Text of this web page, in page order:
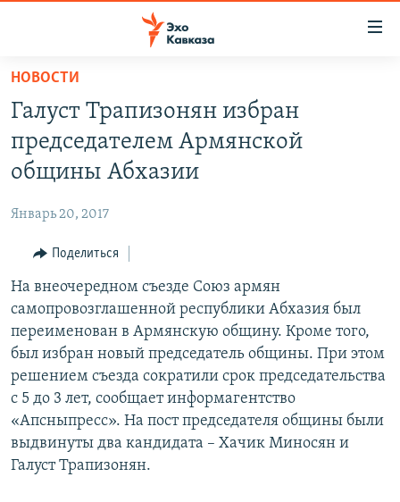
Вернуться
основному
содержанию
Вернутся
главной
навигации
Вернутся
поиску
ТБИЛИСИ
СУХУМИ
ВЕСЬ КАВКАЗ
СЕВЕРНЫЙ КАВКАЗ
АРМЕНИЯ
АЗЕРБАЙДЖАН
ТЕМЫ
ПОЛИТИКА
ЭКОНОМИКА
ОБЩЕСТВО
КУЛЬТУРА
СПОРТ
МИР
РУБРИКИ
НЕКРУГЛЫЙ СТОЛ
ГОСТЬ НЕДЕЛИ
ПОЗИЦИЯ
БЛОГИ
ГОЛОСА
МУЛЬТИМЕДИА
ВИДЕО
ФОТО
АУДИО
ПОДКАСТЫ
АРХИВ РАДИОПРОГРАММЫ
ПРИСОЕДИНЯЙТЕСЬ!
НОВОСТИ
Галуст Трапизонян избран
председателем Армянской
общины Абхазии
Январь 20, 2017
Поделиться
На внеочередном съезде Союз армян
самопровозглашенной республики Абхазия был
переименован в Армянскую общину. Кроме того,
был избран новый председатель общины. При этом
решением съезда сократили срок председательства
с 5 до 3 лет, сообщает информагентство
«Апсныпресс». На пост председателя общины были
выдвинуты два кандидата – Хачик Миносян и
Галуст Трапизонян.